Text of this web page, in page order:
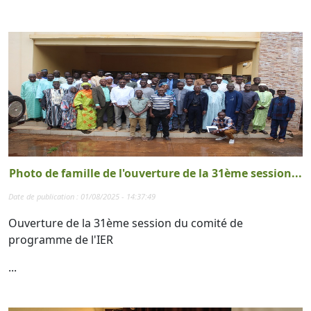
Photo de famille de l'ouverture de la 31ème session...
Date de publication : 01/08/2025 - 14:37:49
Ouverture de la 31ème session du comité de
programme de l'IER
...